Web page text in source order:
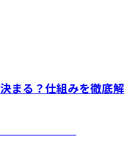
まる？仕組みを徹底解